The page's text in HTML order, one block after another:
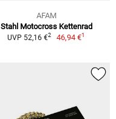
AFAM
Stahl Motocross Kettenrad
UVP 52,16 €2 46,94 €1